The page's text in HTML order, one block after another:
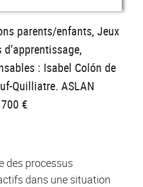
parents/enfants, Jeux
: Isabel Colón de
Quilliatre. ASLAN
€
des processus
dans une situation